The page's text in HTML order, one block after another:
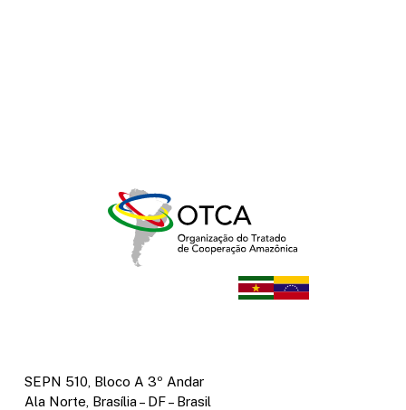
SEPN 510, Bloco A 3º Andar
Ala Norte, Brasília – DF – Brasil